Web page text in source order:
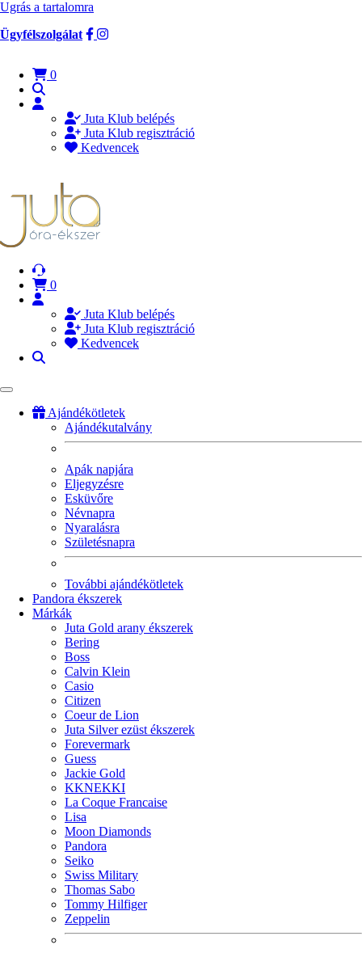
Ugrás a tartalomra
Ügyfélszolgálat
0
Juta Klub belépés
Juta Klub regisztráció
Kedvencek
0
Juta Klub belépés
Juta Klub regisztráció
Kedvencek
Ajándékötletek
Ajándékutalvány
Apák napjára
Eljegyzésre
Esküvőre
Névnapra
Nyaralásra
Születésnapra
További ajándékötletek
Pandora ékszerek
Márkák
Juta Gold arany ékszerek
Bering
Boss
Calvin Klein
Casio
Citizen
Coeur de Lion
Juta Silver ezüst ékszerek
Forevermark
Guess
Jackie Gold
KKNEKKI
La Coque Francaise
Lisa
Moon Diamonds
Pandora
Seiko
Swiss Military
Thomas Sabo
Tommy Hilfiger
Zeppelin